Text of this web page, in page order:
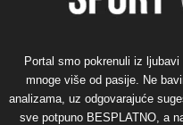
Portal smo pokrenuli iz
mnoge više od pasije. Ne
analizama, uz odgovarajuće
sve potpuno BESPLATNO, a